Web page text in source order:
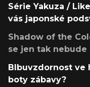
Série Yakuza /
vás japonské
Shadow of the
se jen tak nebude
Blbuvzdornost ve
boty zábavy?